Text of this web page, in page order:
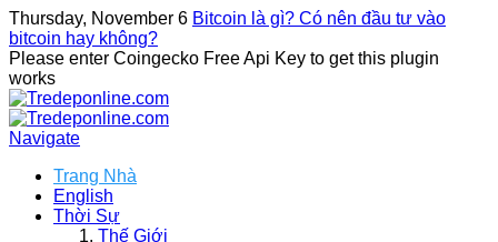
Thursday, November 6 Bitcoin là gì? Có nên đầu tư vào
bitcoin hay không?
Please enter Coingecko Free Api Key to get this plugin
works
Navigate
Trang Nhà
English
Thời Sự
Thế Giới